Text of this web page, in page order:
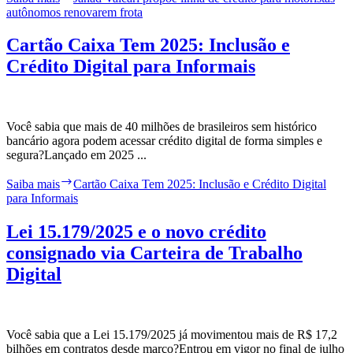
autônomos renovarem frota
Cartão Caixa Tem 2025: Inclusão e
Crédito Digital para Informais
Você sabia que mais de 40 milhões de brasileiros sem histórico
bancário agora podem acessar crédito digital de forma simples e
segura?Lançado em 2025 ...
Saiba mais
Cartão Caixa Tem 2025: Inclusão e Crédito Digital
para Informais
Lei 15.179/2025 e o novo crédito
consignado via Carteira de Trabalho
Digital
Você sabia que a Lei 15.179/2025 já movimentou mais de R$ 17,2
bilhões em contratos desde março?Entrou em vigor no final de julho